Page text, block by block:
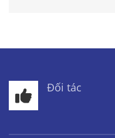
Đối tác